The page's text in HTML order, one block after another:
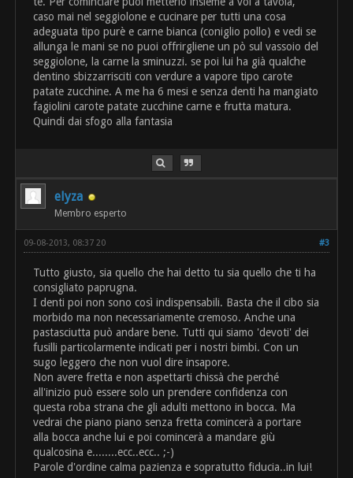
caso mai nel seggiolone e cucinare per tutti una cosa
adeguata tipo purè e carne bianca (coniglio pollo) e vedi se
allunga le mani se no puoi offrirgliene un pò sul vassoio del
seggiolone, la carne la sminuzzi. se poi lui ha già qualche
dentino sbizzarrisciti con verdure a vapore tipo carote
patate zucchine. A me ha 6 mesi e senza denti ha mangiato
fagiolini carote patate zucchine carne e frutta matura.
Quindi dai sfogo alla fantasia
elyza
Membro esperto
#3
09-08-2013, 08:37 20
Tutto giusto, sia quello che hai detto tu sia quello che ti ha
consigliato paprugna.
I denti poi non sono così indispensabili. Basta che il cibo sia
morbido ma non necessariamente cremoso. Anche una
pastasciutta può andare bene. Tutti qui siamo 'devoti' dei
fusilli particolarmente indicati per i nostri bimbi. Con un
sugo leggero che non vuol dire insapore.
Non avere fretta e non aspettarti chissà che perché
all'inizio può essere solo un prendere confidenza con
questa roba strana che gli adulti mettono in bocca. Ma
vedrai che piano piano senza fretta comincerà a portare
alla bocca anche lui e poi comincerà a mandare giù
qualcosina e........ecc..ecc.. ;-)
Parole d'ordine calma pazienza e sopratutto fiducia..in lui!